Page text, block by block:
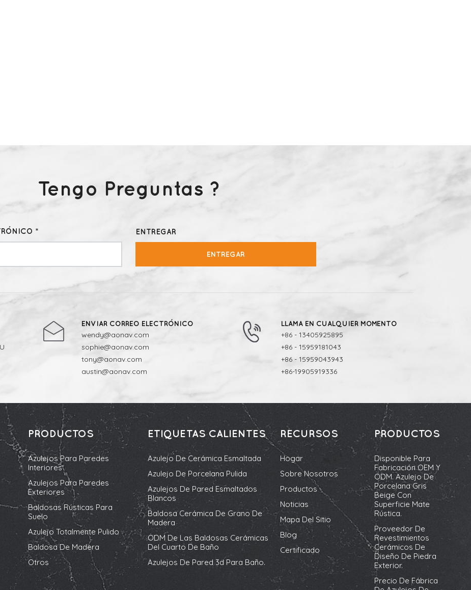
Tengo Preguntas ?
* ENTREGAR
ENTREGAR
ENVIAR CORREO ELECTRÓNICO
wendy@aonav.com
sophie@aonav.com
tony@aonav.com
austin@aonav.com
LLAMA EN CUALQUIER MOMENTO
+86 - 13405925895
+86 - 15959181043
+86 - 15959043943
+86-19905919336
PRODUCTOS
Azulejos Para Paredes
Interiores
Azulejos Para Paredes
Exteriores
Baldosas Rústicas Para
Suelo
Azulejo Totalmente Pulido
Baldosa De Madera
Otros
ETIQUETAS CALIENTES
Azulejo De Cerámica Esmaltada
Azulejo De Porcelana Pulida
Azulejos De Pared Esmaltados
Blancos
Baldosa Cerámica De Grano De
Madera
ODM De Las Baldosas Cerámicas
Del Cuarto De Baño
Azulejos De Pared 3d Para Baño.
RECURSOS
Hogar
Sobre Nosotros
Productos
Noticias
Mapa Del Sitio
Blog
Certificado
PRODUCTOS
Disponible Para
Fabricación OEM Y
ODM. Azulejo De
Porcelana Gris
Beige Con
Superficie Mate
Rústica.
Proveedor De
Revestimientos
Cerámicos De
Diseño De Piedra
Exterior.
Precio De Fábrica